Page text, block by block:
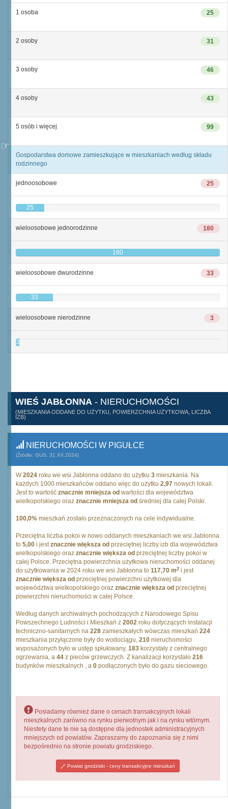
25
1 osoba
31
2 osoby
46
3 osoby
43
4 osoby
99
5 osób i więcej
Gospodarstwa domowe zamieszkujące w mieszkaniach według składu
rodzinnego
25
jednoosobowe
25
180
wieloosobowe jednorodzinne
180
33
wieloosobowe dwurodzinne
33
3
wieloosobowe nierodzinne
3
WIEŚ JABŁONNA - NIERUCHOMOŚCI
(MIESZKANIA ODDANE DO UŻYTKU, POWIERZCHNIA UŻYTKOWA, LICZBA
IZB)
NIERUCHOMOŚCI W PIGUŁCE
(Źródło: GUS, 31.XII.2024)
W2024 roku we wsi Jabłonna oddano do użytku 3 mieszkania. Na
każdych 1000 mieszkańców oddano więc do użytku 2,97 nowych lokali.
Jest to wartość znacznie mniejsza od wartości dla województwa
wielkopolskiego oraz znacznie mniejsza od średniej dla całej Polski.
100,0% mieszkań zostało przeznaczonych na cele indywidualne.
Przeciętna liczba pokoi w nowo oddanych mieszkaniach we wsi Jabłonna
to 5,00 i jestznacznie większa od przeciętnej liczby izb dla województwa
wielkopolskiego oraz znacznie większa od przeciętnej liczby pokoi w
całej Polsce. Przeciętna powierzchnia użytkowa nieruchomości oddanej
do użytkowania w 2024 roku we wsi Jabłonna to 117,70 m2 i jest
znacznie większa od przeciętnej powierzchni użytkowej dla
województwa wielkopolskiego oraz znacznie większa od przeciętnej
powierzchni nieruchomości w całej Polsce.
Według danych archiwalnych pochodzących z Narodowego Spisu
Powszechnego Ludności i Mieszkań z 2002 roku dotyczących instalacji
techniczno-sanitarnych na 228 zamieszkałych wówczas mieszkań 224
mieszkania przyłączone były do wodociągu, 210 nieruchomości
wyposażonych było w ustęp spłukiwany, 183 korzystały z centralnego
ogrzewania, a 44 z pieców grzewczych. Z kanalizacji korzystało 216
budynków mieszkalnych , a 0 podłączonych było do gazu sieciowego.
Posiadamy również dane o cenach transakcyjnych lokali
mieszkalnych zarówno na rynku pierwotnym jak i na rynku wtórnym.
Niestety dane te nie są dostępne dla jednostek administracyjnych
mniejszych od powiatów. Zapraszamy do zapoznania się z nimi
bezpośrednio na stronie powiatu grodziskiego.
Powiat grodziski - ceny transakcyjne mieszkań